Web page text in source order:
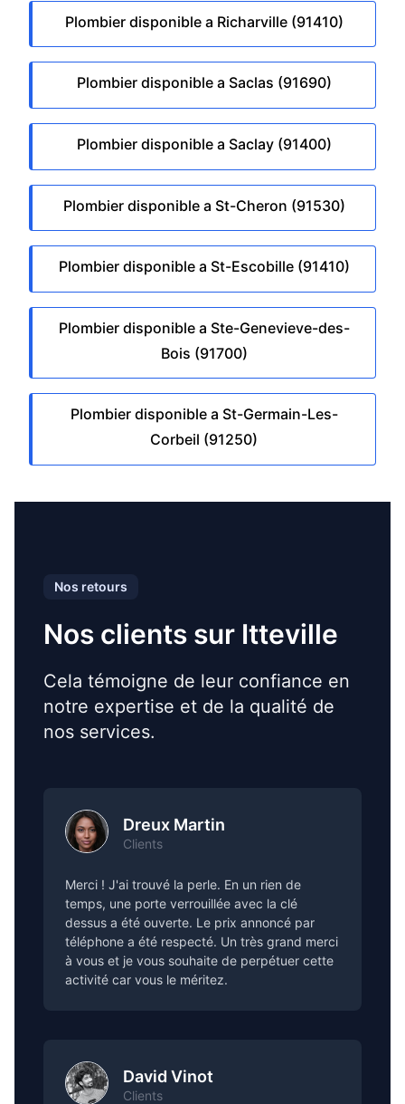
Plombier disponible a Richarville (91410)
Plombier disponible a Saclas (91690)
Plombier disponible a Saclay (91400)
Plombier disponible a St-Cheron (91530)
Plombier disponible a St-Escobille (91410)
Plombier disponible a Ste-Genevieve-des-
Bois (91700)
Plombier disponible a St-Germain-Les-
Corbeil (91250)
Nos retours
Nos clients sur Itteville
Cela témoigne de leur confiance en
notre expertise et de la qualité de
nos services.
Dreux Martin
Clients
Merci ! J'ai trouvé la perle. En un rien de
temps, une porte verrouillée avec la clé
dessus a été ouverte. Le prix annoncé par
téléphone a été respecté. Un très grand merci
à vous et je vous souhaite de perpétuer cette
activité car vous le méritez.
David Vinot
Clients